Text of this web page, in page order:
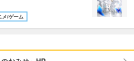
メ/ゲーム